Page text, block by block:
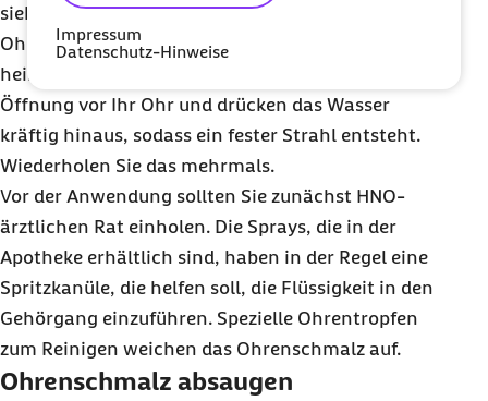
Impressum
Datenschutz-Hinweise
sieht aus wie ein kleiner Blasebalg. Für eine
Ohrspülung füllen Sie warmes Wasser hinein (kein
heißes oder kaltes Wasser), halten die winzige
Öffnung vor Ihr Ohr und drücken das Wasser
kräftig hinaus, sodass ein fester Strahl entsteht.
Wiederholen Sie das mehrmals.
Vor der Anwendung sollten Sie zunächst HNO-
ärztlichen Rat einholen. Die Sprays, die in der
Apotheke erhältlich sind, haben in der Regel eine
Spritzkanüle, die helfen soll, die Flüssigkeit in den
Gehörgang einzuführen. Spezielle Ohrentropfen
zum Reinigen weichen das Ohrenschmalz auf.
Ohrenschmalz absaugen